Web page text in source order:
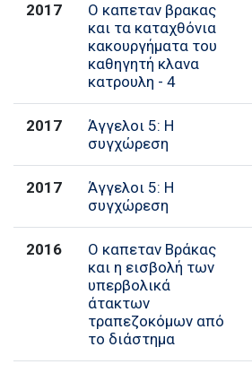
2017
Ο καπεταν βρακας
και τα καταχθόνια
κακουργήματα του
καθηγητή κλανα
κατρουλη - 4
2017
Άγγελοι 5: Η
συγχώρεση
2017
Άγγελοι 5: Η
συγχώρεση
2016
Ο καπεταν Βράκας
και η εισβολή των
υπερβολικά
άτακτων
τραπεζοκόμων από
το διάστημα